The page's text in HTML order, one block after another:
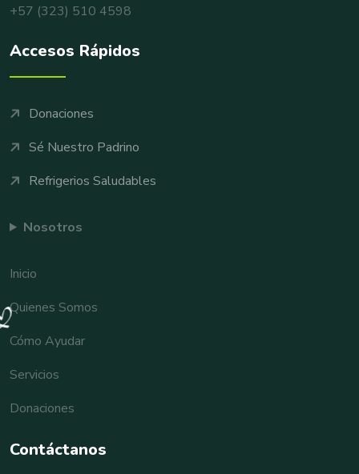
+57 (323) 510 4598
Accesos Rápidos
Donaciones
Sé Nuestro Padrino
Refrigerios Saludables
Nosotros
Inicio
Quienes Somos
Cómo Ayudar
Servicios
Donaciones
Contáctanos